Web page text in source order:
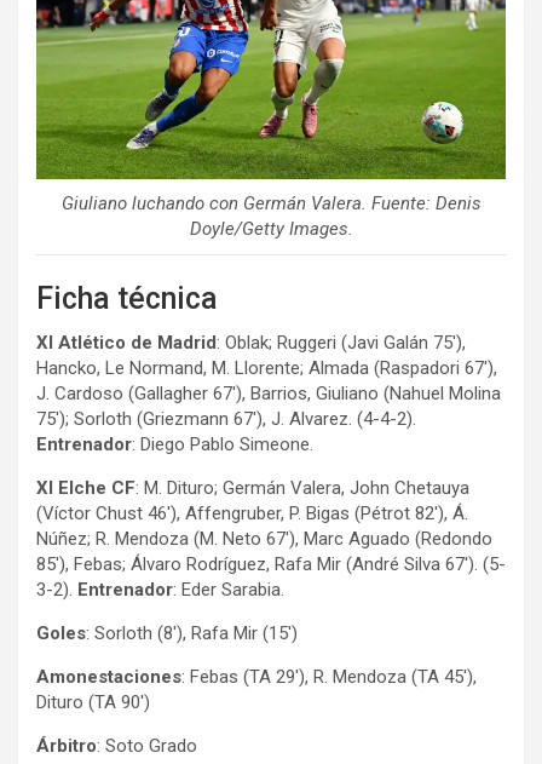
Giuliano luchando con Germán Valera. Fuente: Denis
Doyle/Getty Images.
Ficha técnica
XI Atlético de Madrid: Oblak; Ruggeri (Javi Galán 75′),
Hancko, Le Normand, M. Llorente; Almada (Raspadori 67′),
J. Cardoso (Gallagher 67′), Barrios, Giuliano (Nahuel Molina
75′); Sorloth (Griezmann 67′), J. Alvarez. (4-4-2).
Entrenador: Diego Pablo Simeone.
XI Elche CF: M. Dituro; Germán Valera, John Chetauya
(Víctor Chust 46′), Affengruber, P. Bigas (Pétrot 82′), Á.
Núñez; R. Mendoza (M. Neto 67′), Marc Aguado (Redondo
85′), Febas; Álvaro Rodríguez, Rafa Mir (André Silva 67′). (5-
3-2). Entrenador: Eder Sarabia.
Goles: Sorloth (8′), Rafa Mir (15′)
Amonestaciones: Febas (TA 29′), R. Mendoza (TA 45′),
Dituro (TA 90′)
Árbitro: Soto Grado